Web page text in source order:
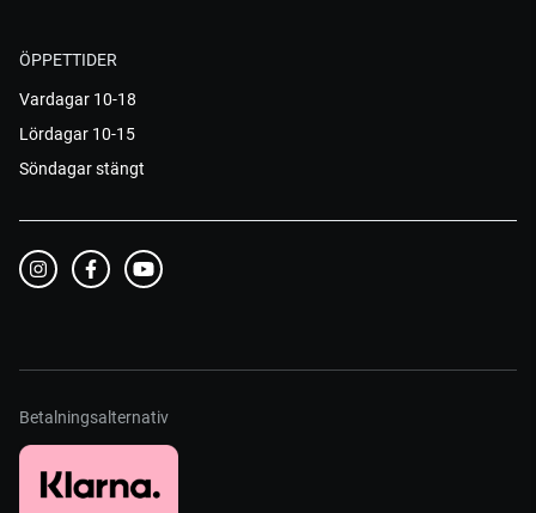
ÖPPETTIDER
Vardagar 10-18
Lördagar 10-15
Söndagar stängt
Betalningsalternativ